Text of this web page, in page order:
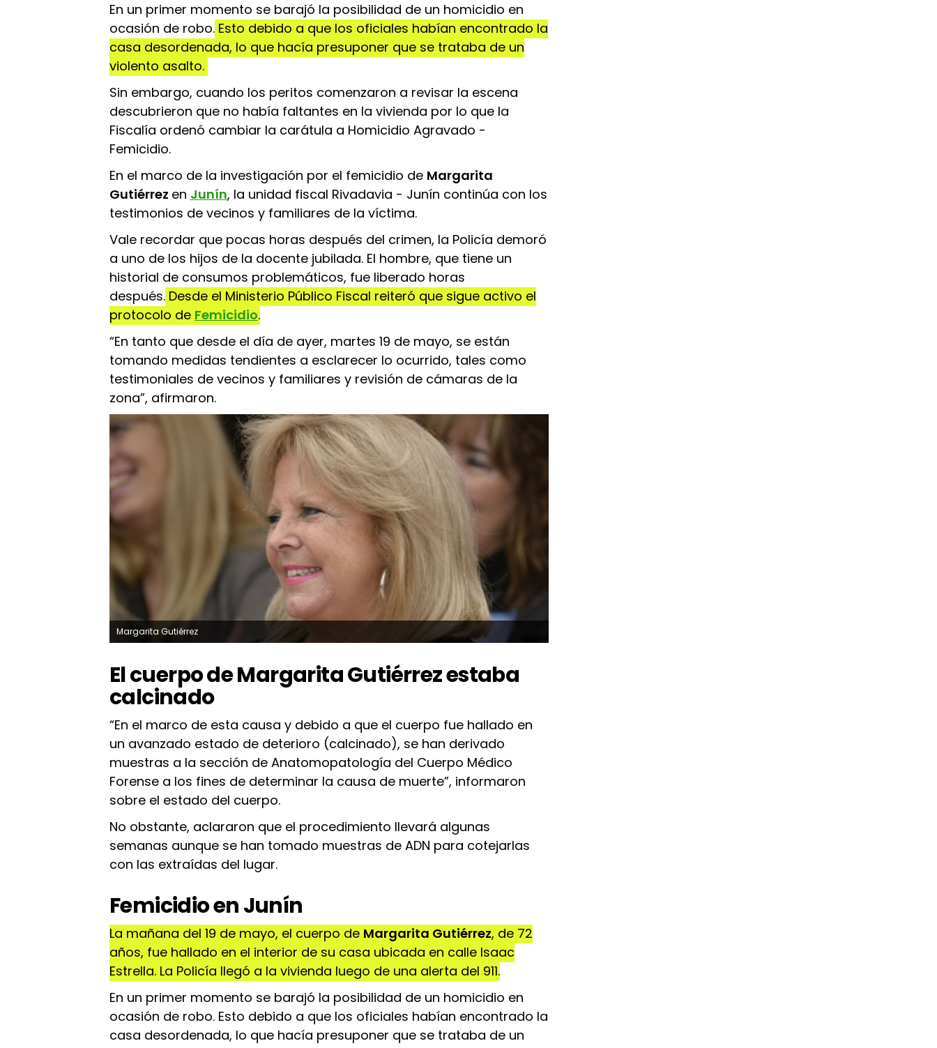
En un primer momento se barajó la posibilidad de un homicidio en
ocasión de robo. Esto debido a que los oficiales habían encontrado la
casa desordenada, lo que hacía presuponer que se trataba de un
violento asalto.
Sin embargo, cuando los peritos comenzaron a revisar la escena
descubrieron que no había faltantes en la vivienda por lo que la
Fiscalía ordenó cambiar la carátula a Homicidio Agravado -
Femicidio.
En el marco de la investigación por el femicidio de Margarita
Gutiérrez en Junín, la unidad fiscal Rivadavia - Junín continúa con los
testimonios de vecinos y familiares de la víctima.
Vale recordar que pocas horas después del crimen, la Policía demoró
a uno de los hijos de la docente jubilada. El hombre, que tiene un
historial de consumos problemáticos, fue liberado horas
después. Desde el Ministerio Público Fiscal reiteró que sigue activo el
protocolo de Femicidio.
“En tanto que desde el día de ayer, martes 19 de mayo, se están
tomando medidas tendientes a esclarecer lo ocurrido, tales como
testimoniales de vecinos y familiares y revisión de cámaras de la
zona”, afirmaron.
Margarita Gutiérrez
El cuerpo de Margarita Gutiérrez estaba
calcinado
“En el marco de esta causa y debido a que el cuerpo fue hallado en
un avanzado estado de deterioro (calcinado), se han derivado
muestras a la sección de Anatomopatología del Cuerpo Médico
Forense a los fines de determinar la causa de muerte”, informaron
sobre el estado del cuerpo.
No obstante, aclararon que el procedimiento llevará algunas
semanas aunque se han tomado muestras de ADN para cotejarlas
con las extraídas del lugar.
Femicidio en Junín
La mañana del 19 de mayo, el cuerpo de Margarita Gutiérrez, de 72
años, fue hallado en el interior de su casa ubicada en calle Isaac
Estrella. La Policía llegó a la vivienda luego de una alerta del 911.
En un primer momento se barajó la posibilidad de un homicidio en
ocasión de robo. Esto debido a que los oficiales habían encontrado la
casa desordenada, lo que hacía presuponer que se trataba de un